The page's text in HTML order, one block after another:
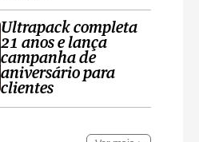
Ultrapack completa
21 anos e lança
campanha de
aniversário para
clientes